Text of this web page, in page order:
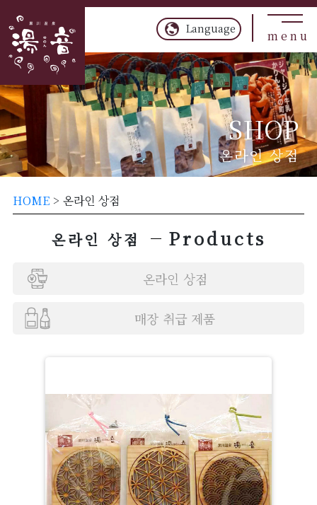
menu
Language
매
장
취
급
제
품
온
라
인
상
점
바
니
SHOP
온라인 상점
HOME> 온라인 상점
온라인 상점 Products
온라인 상점
매장 취급 제품